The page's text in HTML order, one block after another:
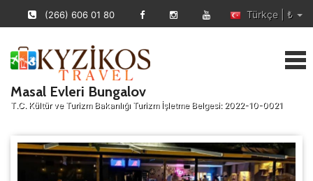
(266) 606 01 80 Türkçe | ₺
Masal Evleri Bungalov
T.C. Kültür ve Turizm Bakanlığı Turizm İşletme Belgesi: 2022-10-0021